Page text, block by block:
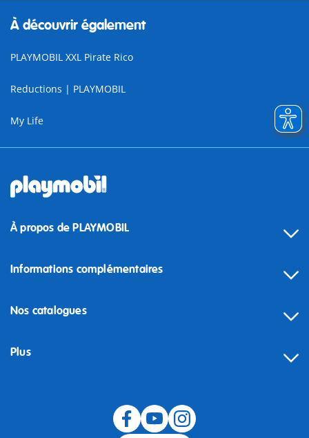
À découvrir également
PLAYMOBIL XXL Pirate Rico
Reductions | PLAYMOBIL
My Life
À propos de PLAYMOBIL
Informations complémentaires
Nos catalogues
Plus